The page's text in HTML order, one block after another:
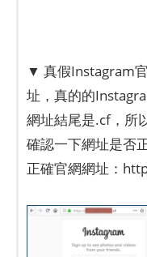
▼ 真假Instagram
址，真的的
網址結尾是.cf，所
確認一下網址是否
正確官網網址：